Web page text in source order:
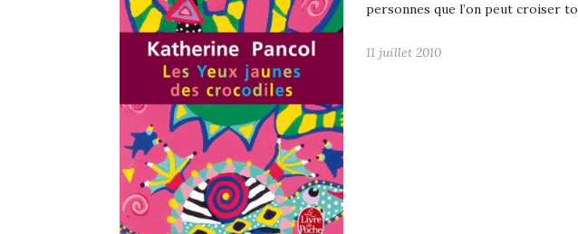
personnes que l’on peut croiser
11 juillet 2010